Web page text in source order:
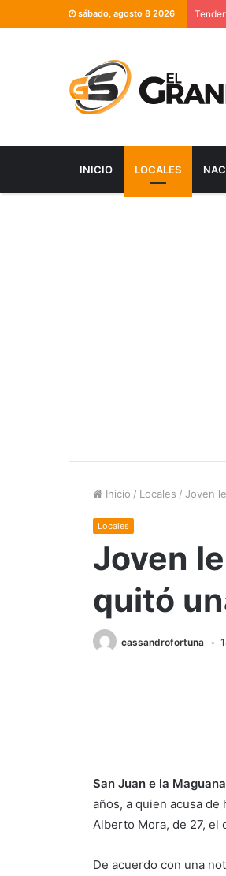
sábado, agosto 8 2026
INICIO LOCALES
Inicio / Locales / Joven
Locales
Joven
quitó
cassandrofortuna
San Juan e la
años, a quien acusa
Alberto Mora, de 27, el
De acuerdo con una